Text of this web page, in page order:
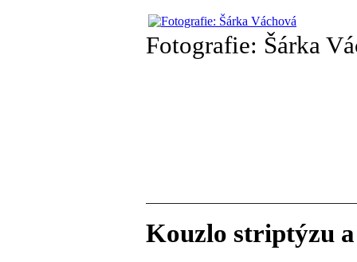
Fotografie: Šárka
Kouzlo striptýzu